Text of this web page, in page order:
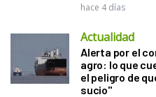
hace 4 días
Actualidad
Alerta por el
agro: lo que
el peligro de
sucio"